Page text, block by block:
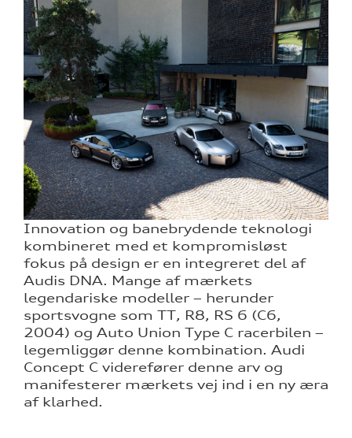
Innovation og banebrydende teknologi
kombineret med et kompromisløst
fokus på design er en integreret del af
Audis DNA. Mange af mærkets
legendariske modeller – herunder
sportsvogne som TT, R8, RS 6 (C6,
2004) og Auto Union Type C racerbilen –
legemliggør denne kombination. Audi
Concept C viderefører denne arv og
manifesterer mærkets vej ind i en ny æra
af klarhed.